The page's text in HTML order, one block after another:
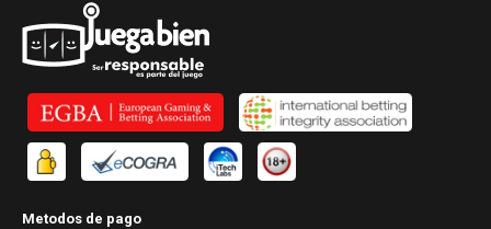
Metodos de pago